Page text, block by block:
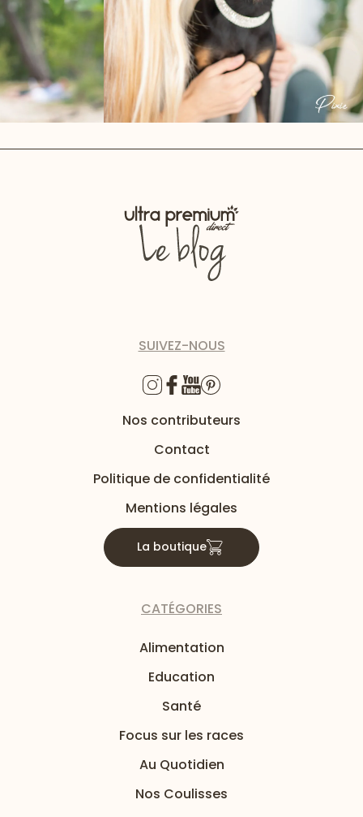
SUIVEZ-NOUS
Nos contributeurs
Contact
Politique de confidentialité
Mentions légales
La boutique
CATÉGORIES
Alimentation
Education
Santé
Focus sur les races
Au Quotidien
Nos Coulisses